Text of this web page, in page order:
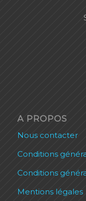
A PROPOS
Nous contacter
Conditions
Conditions
Mentions légales